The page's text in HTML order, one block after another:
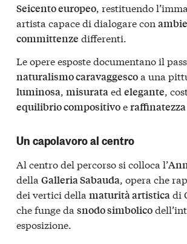
Seicento europeo, restituendo
artista capace di dialogare con
committenze differenti.
Le opere esposte documentano il
naturalismo caravaggescoa una
luminosa, misurataed elegante,
equilibrio compositivoe
Un capolavoro al centro
Al centro del percorso si colloca l’
della Galleria Sabauda, opera che
dei vertici della maturità artisticadi
che funge da snodo simbolico
esposizione.